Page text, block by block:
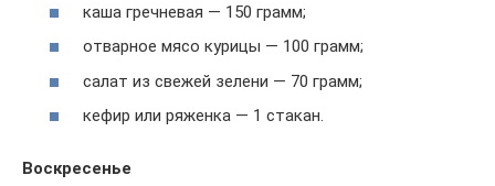
каша гречневая — 150 грамм;
отварное мясо курицы — 100 грамм;
салат из свежей зелени — 70 грамм;
кефир или ряженка — 1 стакан.
Воскресенье